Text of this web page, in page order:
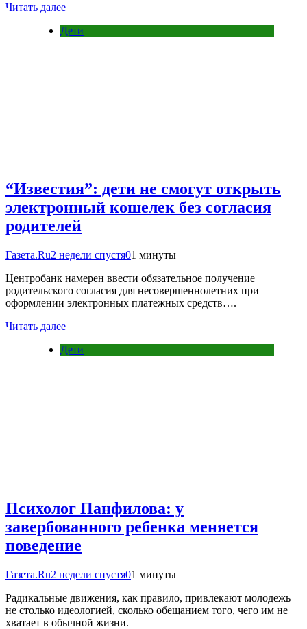
Читать далее
Дети
“Известия”: дети не смогут открыть
электронный кошелек без согласия
родителей
Газета.Ru2 недели спустя01 минуты
Центробанк намерен ввести обязательное получение
родительского согласия для несовершеннолетних при
оформлении электронных платежных средств….
Читать далее
Дети
Психолог Панфилова: у
завербованного ребенка меняется
поведение
Газета.Ru2 недели спустя01 минуты
Радикальные движения, как правило, привлекают молодежь
не столько идеологией, сколько обещанием того, чего им не
хватает в обычной жизни.